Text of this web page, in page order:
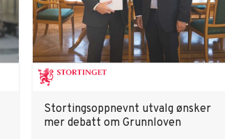
Stortingsoppnevnt utvalg ønsker
mer debatt om Grunnloven